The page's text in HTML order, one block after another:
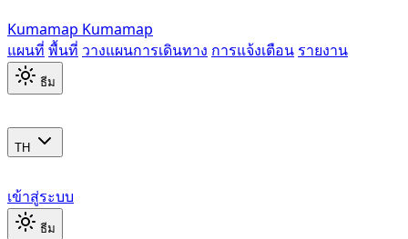
Kumamap Kumamap
แผนที่ พื้นที่ วางแผนการเดินทาง การแจ้งเตือน รายงาน
ธีม
TH
เข้าสู่ระบบ
ธีม